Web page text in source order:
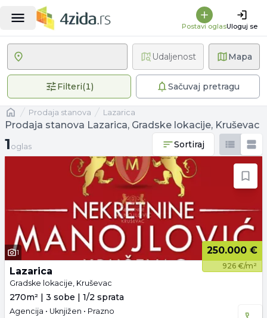
Postavi oglasUloguj se
Mapa
Filteri(1)1 primenjen filterSačuvaj pretragu
Udaljenost
Naslovnaprodaja stanova Lazarica
Prodaja stanova Lazarica, Gradske lokacije, Kruševac
1 oglas
1 oglas Sortiraj
1 250.000 €
926 €/m²
Lazarica
Gradske lokacije, Kruševac
270m² | 3 sobe | 1/2 sprata
Agencija • Uknjižen • Prazno